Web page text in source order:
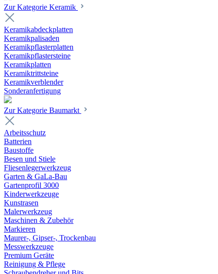
Zur Kategorie Keramik
Keramikabdeckplatten
Keramikpalisaden
Keramikpflasterplatten
Keramikpflastersteine
Keramikplatten
Keramiktrittsteine
Keramikverblender
Sonderanfertigung
Zur Kategorie Baumarkt
Arbeitsschutz
Batterien
Baustoffe
Besen und Stiele
Fliesenlegerwerkzeug
Garten & GaLa-Bau
Gartenprofil 3000
Kinderwerkzeuge
Kunstrasen
Malerwerkzeug
Maschinen & Zubehör
Markieren
Maurer-, Gipser-, Trockenbau
Messwerkzeuge
Premium Geräte
Reinigung & Pflege